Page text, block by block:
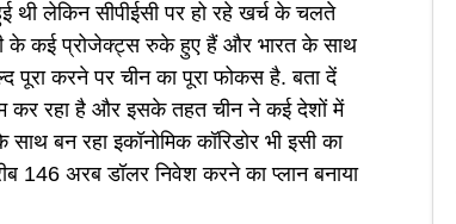
लेकिन सीपीईसी पर हो रहे खर्च के चलते
के कई प्रोजेक्ट्स रुके हुए हैं और भारत के साथ
पूरा करने पर चीन का पूरा फोकस है. बता दें
कर रहा है और इसके तहत चीन ने कई देशों में
बन रहा इकॉनोमिक कॉरिडोर भी इसी का
146 अरब डॉलर निवेश करने का प्लान बनाया